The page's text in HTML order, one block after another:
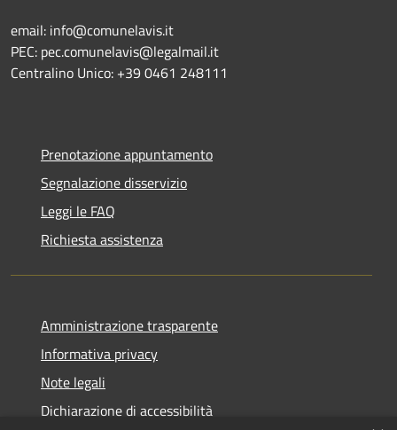
email: info@comunelavis.it
PEC: pec.comunelavis@legalmail.it
Centralino Unico: +39 0461 248111
Prenotazione appuntamento
Segnalazione disservizio
Leggi le FAQ
Richiesta assistenza
Amministrazione trasparente
Informativa privacy
Note legali
Dichiarazione di accessibilità